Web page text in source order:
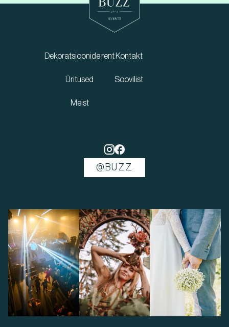
@BUZZ
Dekoratsioonide rent
Üritused
Meist
Kontakt
Soovilist